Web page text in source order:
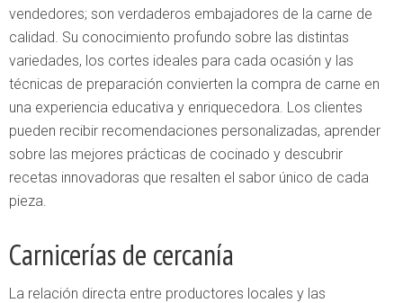
vendedores; son verdaderos embajadores de la carne de
calidad. Su conocimiento profundo sobre las distintas
variedades, los cortes ideales para cada ocasión y las
técnicas de preparación convierten la compra de carne en
una experiencia educativa y enriquecedora. Los clientes
pueden recibir recomendaciones personalizadas, aprender
sobre las mejores prácticas de cocinado y descubrir
recetas innovadoras que resalten el sabor único de cada
pieza.
Carnicerías de cercanía
La relación directa entre productores locales y las